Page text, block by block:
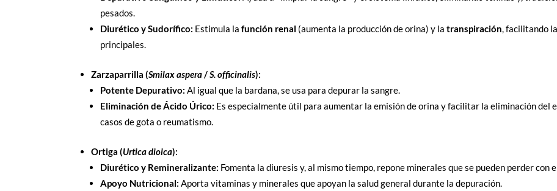
pesados.
Diurético y Sudorífico: Estimula lafunción renal (aumenta la producción de orina) y latranspiración, facilitando
principales.
Zarzaparrilla (Smilax aspera/S. officinalis):
Potente Depurativo: Al igual que la bardana, se usa para depurar la sangre.
Eliminación de Ácido Úrico: Es especialmente útil para aumentar la emisión de orina y facilitar la eliminación del
casos de gota o reumatismo.
Ortiga (Urtica dioica):
Diurético y Remineralizante: Fomenta la diuresis y, al mismo tiempo, repone minerales que se pueden perder con
Apoyo Nutricional: Aporta vitaminas y minerales que apoyan la salud general durante la depuración.